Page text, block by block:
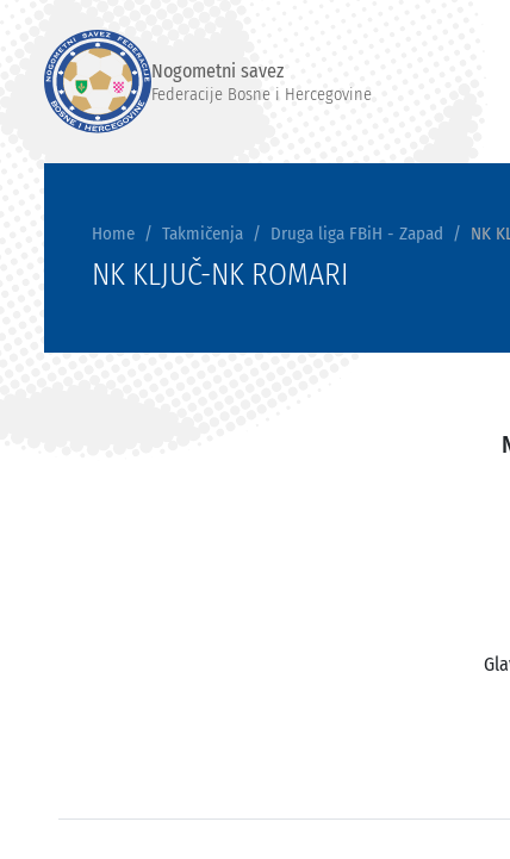
Nogometni savez
Federacije Bosne i Hercegovine
Home Takmičenja Druga liga FBiH - Zapad NK
NK KLJUČ-NK ROMARI